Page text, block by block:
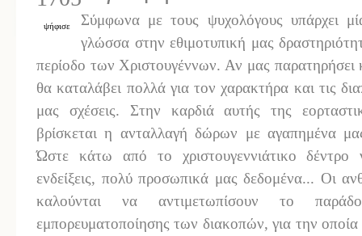
ψήφισε
Σύμφωνα με τους ψυχολόγους υπάρχει
γλώσσα στην εθιμοτυπική μας
περίοδο των Χριστουγέννων. Αν μας παρατηρήσει
θα καταλάβει πολλά για τον χαρακτήρα και τις
μας σχέσεις. Στην καρδιά αυτής της
βρίσκεται η ανταλλαγή δώρων με αγαπημένα
Ώστε κάτω από το χριστουγεννιάτικο δέντρο
ενδείξεις, πολύ προσωπικά μας δεδομένα... Οι
καλούνται να αντιμετωπίσουν το
εμπορευματοποίησης των διακοπών, για την οποία